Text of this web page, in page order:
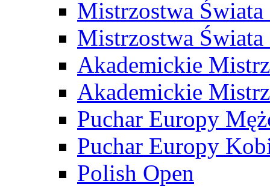
Mistrzostwa
Mistrzostwa
Akademickie
Akademickie
Puchar Europy
Puchar Europy
Polish Open